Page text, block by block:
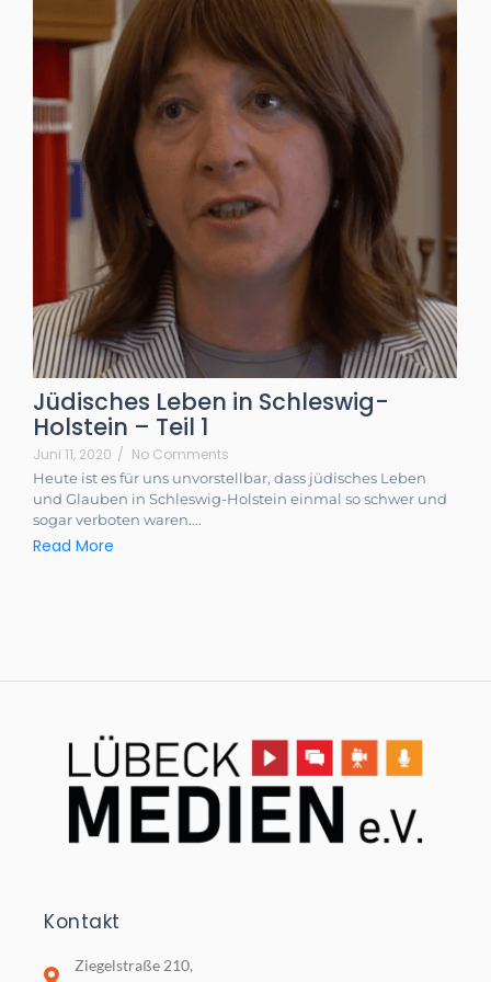
Jüdisches Leben in Schleswig-
Holstein – Teil 1
Juni 11, 2020 / No Comments
Heute ist es für uns unvorstellbar, dass jüdisches Leben
und Glauben in Schleswig-Holstein einmal so schwer und
sogar verboten waren....
Read More
Kontakt
Ziegelstraße 210,